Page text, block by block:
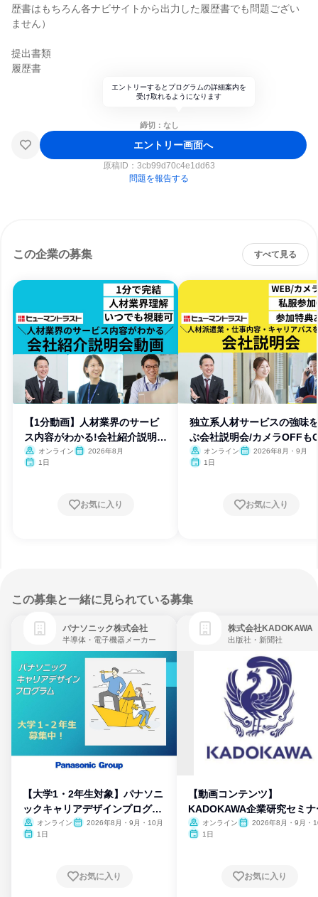
歴書はもちろん各ナビサイトから出力した履歴書でも問題ござい
ません）
提出書類
履歴書
エントリーするとプログラムの詳細案内を
受け取れるようになります
締切：なし
エントリー画面へ
原稿ID： 3cb99d70c4e1dd63
問題を報告する
この企業の募集 すべて見る
【1分動画】人材業界のサービ
ス内容がわかる!会社紹介説明動
画
オンライン
2026年8月
1日
お気に入り
独立系人材サービスの強味
ぶ会社説明会/カメラOFFも
オンライン
2026年8月・9月
1日
お気に入り
この募集と一緒に見られている募集
パナソニック株式会社
半導体・電子機器メーカー
【大学1・2年生対象】パナソニ
ックキャリアデザインプログラ
ム
オンライン
2026年8月・9月・10月
1日
お気に入り
株式会社KADOKAWA
出版社・新聞社
【動画コンテンツ】
KADOKAWA企業研究セミナ
オンライン
2026年8月・9月・
1日
お気に入り